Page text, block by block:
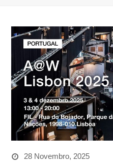
28 Novembro, 2025